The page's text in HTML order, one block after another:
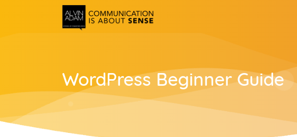
WordPress Beginner Guide